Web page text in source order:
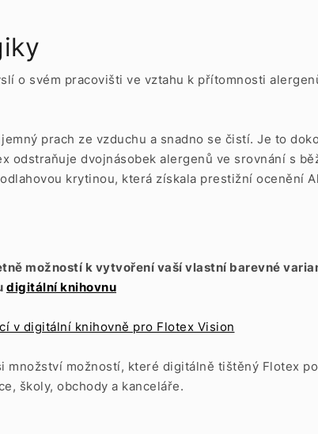
o svém pracovišti ve vztahu k přítomnosti
prach ze vzduchu a snadno se čistí. Je to
odstraňuje dvojnásobek alergenů ve srovnání s
krytinou, která získala prestižní ocenění
možností k vytvoření vaší vlastní barevné
digitální knihovnu
v digitální knihovně pro Flotex Vision
možností, které digitálně tištěný Flotex
školy, obchody a kanceláře.